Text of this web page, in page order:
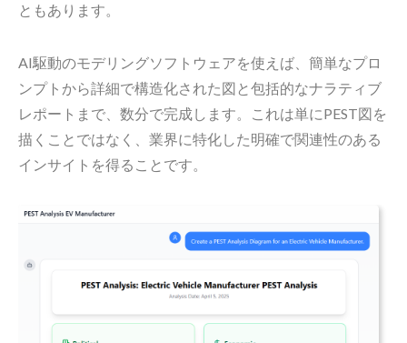
ともあります。
AI駆動のモデリングソフトウェアを使えば、簡単なプロ
ンプトから詳細で構造化された図と包括的なナラティブ
レポートまで、数分で完成します。これは単にPEST図を
描くことではなく、業界に特化した明確で関連性のある
インサイトを得ることです。